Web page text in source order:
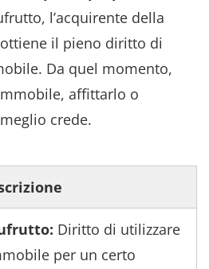
l’acquirente della
il pieno diritto di
Da quel momento,
affittarlo o
crede.
Diritto di utilizzare
per un certo